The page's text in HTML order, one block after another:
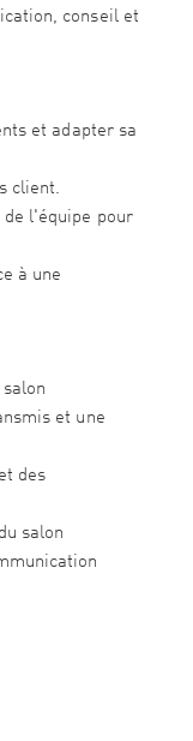
conseil et
et adapter sa
client.
l'équipe pour
à une
et une
des
salon